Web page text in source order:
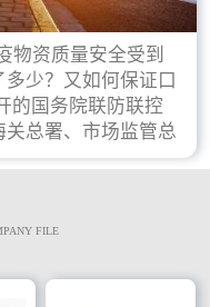
物资质量安全受到
少？又如何保证口
的国务院联防联控
总署、市场监管总
FILE